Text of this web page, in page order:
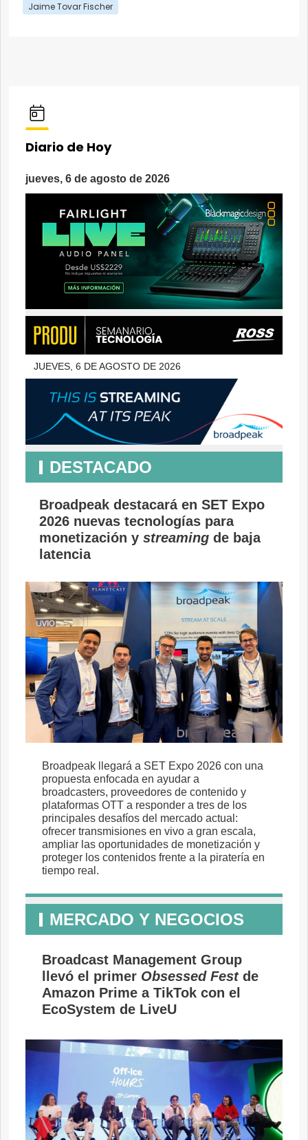
Jaime Tovar Fischer
Diario de Hoy
jueves, 6 de agosto de 2026